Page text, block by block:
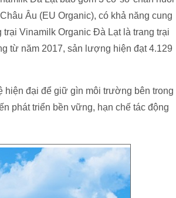
Âu (EU Organic), có khả năng cung
Vinamilk Organic Đà Lạt là trang trại
từ năm 2017, sản lượng hiện đạt 4.129
hiện đại để giữ gìn môi trường bên trong
phát triển bền vững, hạn chế tác động